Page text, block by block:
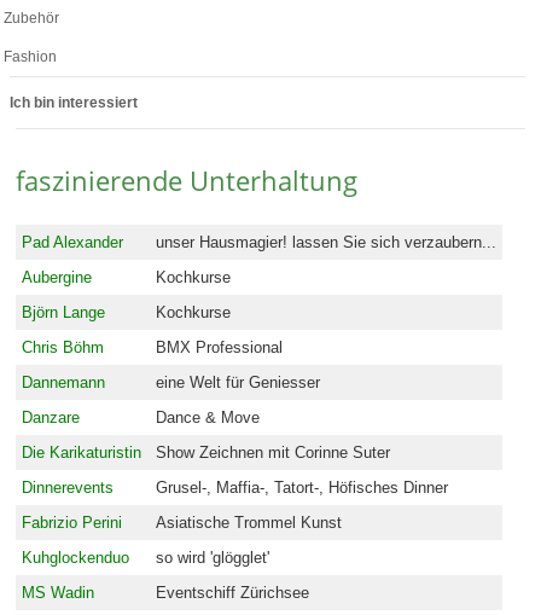
Zubehör
Fashion
Ich bin interessiert
faszinierende Unterhaltung
Pad Alexander
unser Hausmagier! lassen Sie sich verzaubern...
Aubergine
Kochkurse
Björn Lange
Kochkurse
Chris Böhm
BMX Professional
Dannemann
eine Welt für Geniesser
Danzare
Dance & Move
Die Karikaturistin
Show Zeichnen mit Corinne Suter
Dinnerevents
Grusel-, Maffia-, Tatort-, Höfisches Dinner
Fabrizio Perini
Asiatische Trommel Kunst
Kuhglockenduo
so wird 'glögglet'
MS Wadin
Eventschiff Zürichsee